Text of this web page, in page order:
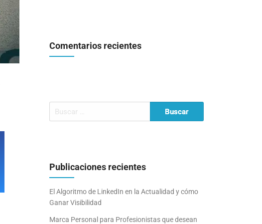
Comentarios recientes
Publicaciones recientes
El Algoritmo de LinkedIn en la Actualidad y cómo
Ganar Visibilidad
Marca Personal para Profesionistas que desean